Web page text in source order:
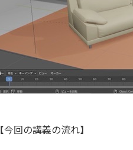
【今回の講義の流れ】